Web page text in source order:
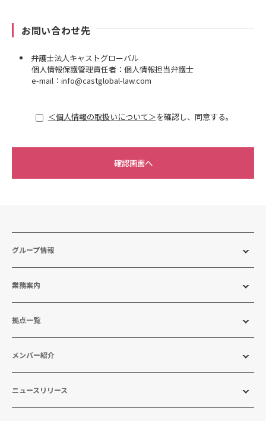
お問い合わせ先
弁護士法人キャストグローバル
個人情報保護管理責任者：個人情報担当弁護士
e-mail：info@castglobal-law.com
＜個人情報の取扱いについて＞を確認し、同意する。
グループ情報
業務案内
拠点一覧
メンバー紹介
ニュースリリース